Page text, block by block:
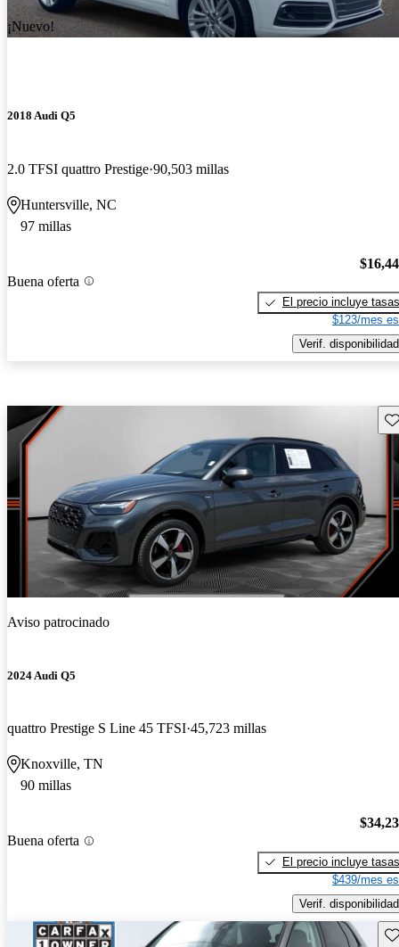
¡Nuevo!
2018 Audi Q5
2.0 TFSI quattro Prestige 90,503 millas
Huntersville, NC
97 millas
Buena oferta
El precio incluye tasas
$123/mes
Verif. disponibilidad
Aviso patrocinado
2024 Audi Q5
quattro Prestige S Line 45 TFSI 45,723 millas
Knoxville, TN
90 millas
Buena oferta
El precio incluye tasas
$439/mes
Verif. disponibilidad